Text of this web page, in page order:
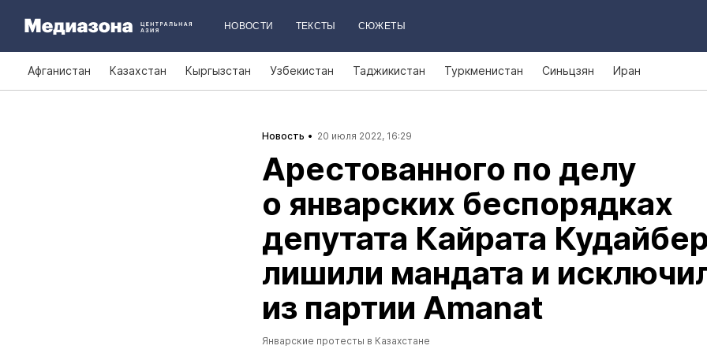
НОВОСТИ ТЕКСТЫ СЮЖЕТЫ
Афганистан Казахстан Кыргызстан Узбекистан Таджикистан Туркменистан Синьцзян Иран
Новость 20 июля 2022, 16:29
Арестованного по делу
о январских беспорядках
депутата Кайрата
лишили мандата и
из партии Amanat
Январские протесты в Казахстане